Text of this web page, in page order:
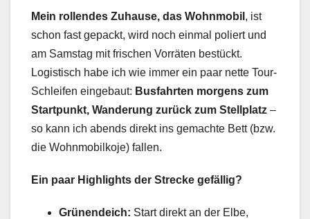
Mein rollendes Zuhause, das Wohnmobil , ist
schon fast gepackt, wird noch einmal poliert und
am Samstag mit frischen Vorräten bestückt.
Logistisch habe ich wie immer ein paar nette Tour-
Schleifen eingebaut: Busfahrten morgens zum
Startpunkt, Wanderung zurück zum Stellplatz –
so kann ich abends direkt ins gemachte Bett (bzw.
die Wohnmobilkoje) fallen.
Ein paar Highlights der Strecke gefällig?
Grünendeich: Start direkt an der Elbe,